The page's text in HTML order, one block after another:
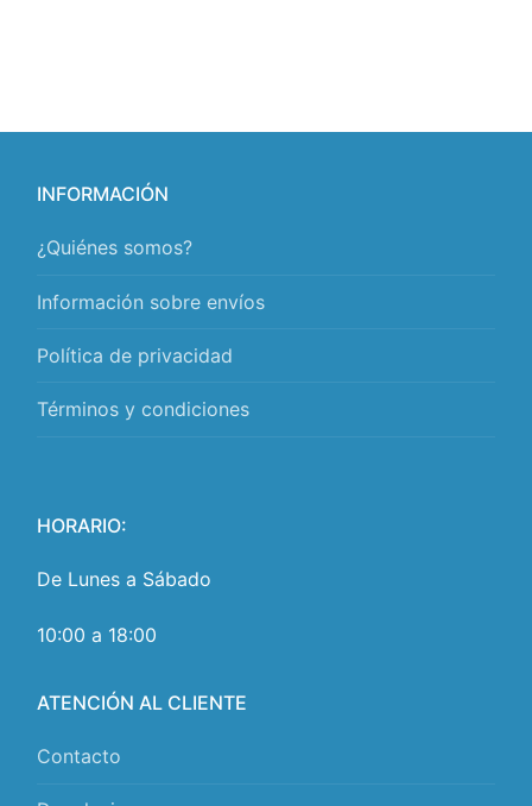
INFORMACIÓN
¿Quiénes somos?
Información sobre envíos
Política de privacidad
Términos y condiciones
HORARIO:
De Lunes a Sábado
10:00 a 18:00
ATENCIÓN AL CLIENTE
Contacto